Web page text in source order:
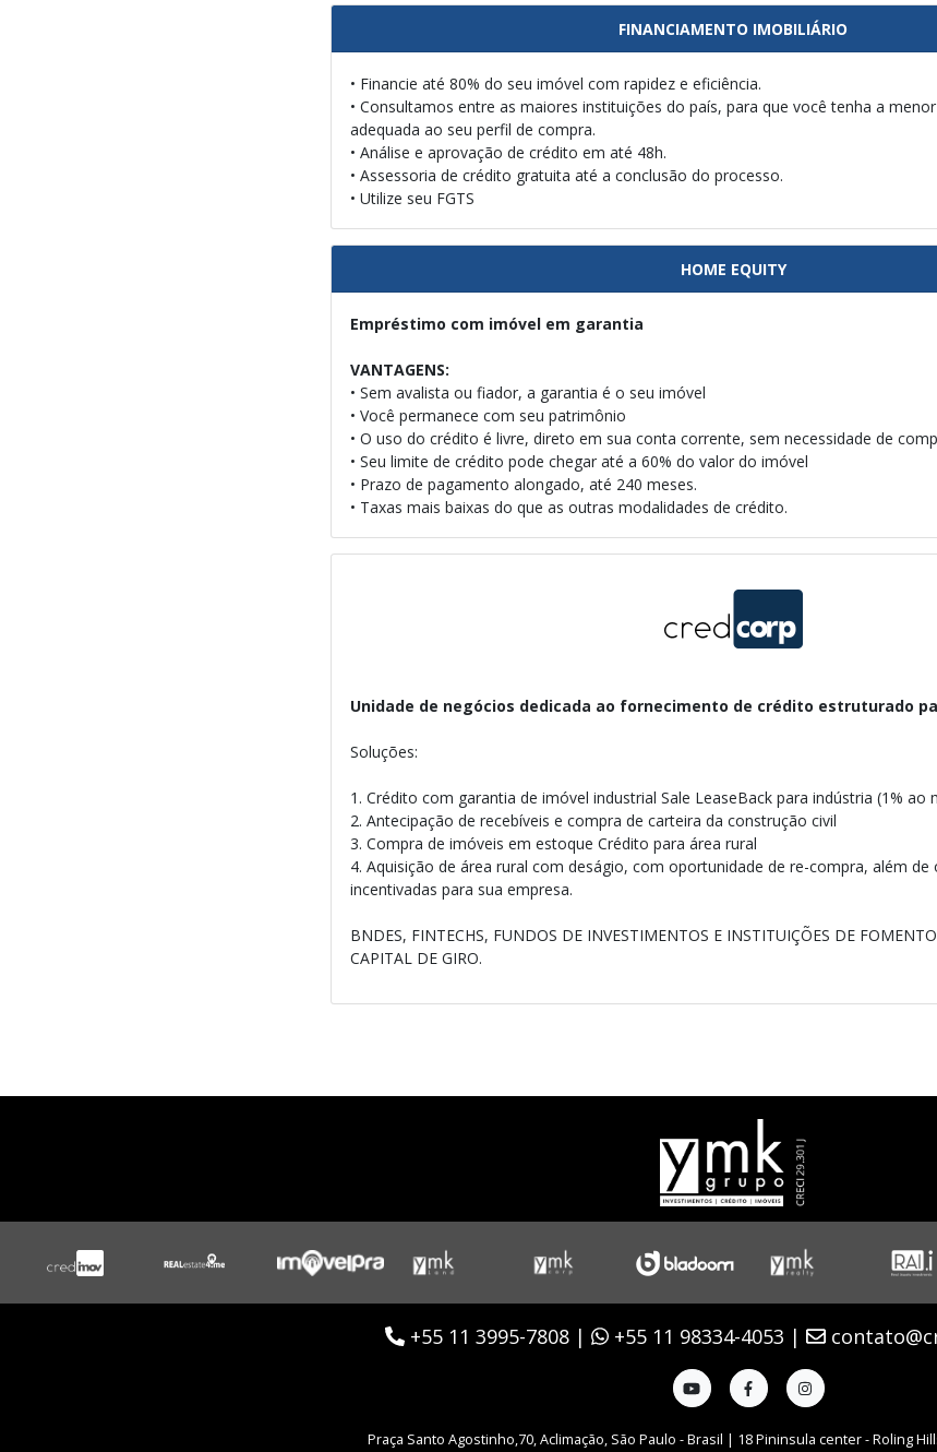
FINANCIAMENTO IMOBILIÁRIO
• Financie até 80% do seu imóvel com rapidez e eficiência.
• Consultamos entre as maiores instituições do país, para que você tenha a
adequada ao seu perfil de compra.
• Análise e aprovação de crédito em até 48h.
• Assessoria de crédito gratuita até a conclusão do processo.
• Utilize seu FGTS
HOME EQUITY
Empréstimo com imóvel em garantia
VANTAGENS:
• Sem avalista ou fiador, a garantia é o seu imóvel
• Você permanece com seu patrimônio
• O uso do crédito é livre, direto em sua conta corrente, sem necessidade de
• Seu limite de crédito pode chegar até a 60% do valor do imóvel
• Prazo de pagamento alongado, até 240 meses.
• Taxas mais baixas do que as outras modalidades de crédito.
Unidade de negócios dedicada ao fornecimento de crédito estruturado
Soluções:
1. Crédito com garantia de imóvel industrial Sale LeaseBack para indústria (1% ao
2. Antecipação de recebíveis e compra de carteira da construção civil
3. Compra de imóveis em estoque Crédito para área rural
4. Aquisição de área rural com deságio, com oportunidade de re-compra, além de
incentivadas para sua empresa.
BNDES, FINTECHS, FUNDOS DE INVESTIMENTOS E INSTITUIÇÕES DE
CAPITAL DE GIRO.
+55 11 3995-7808 | +55 11 98334-4053 |
Praça Santo Agostinho,70, Aclimação, São Paulo - Brasil | 18 Pininsula center - Roling